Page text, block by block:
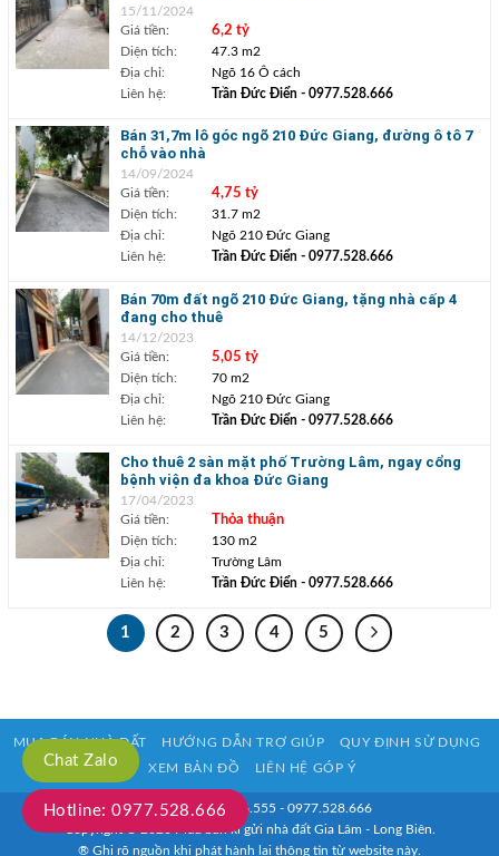
15/11/2024
Giá tiền:
6,2 tỷ
Diện tích:
47.3 m2
Địa chỉ:
Ngõ 16 Ô cách
Liên hệ:
Trần Đức Điển- 0977.528.666
Bán 31,7m lô góc ngõ 210 Đức Giang, đường ô tô 7
chỗ vào nhà
14/09/2024
Giá tiền:
4,75 tỷ
Diện tích:
31.7 m2
Địa chỉ:
Ngõ 210 Đức Giang
Liên hệ:
Trần Đức Điển- 0977.528.666
Bán 70m đất ngõ 210 Đức Giang, tặng nhà cấp 4
đang cho thuê
14/12/2023
Giá tiền:
5,05 tỷ
Diện tích:
70 m2
Địa chỉ:
Ngõ 210 Đức Giang
Liên hệ:
Trần Đức Điển- 0977.528.666
Cho thuê 2 sàn mặt phố Trường Lâm, ngay cổng
bệnh viện đa khoa Đức Giang
17/04/2023
Giá tiền:
Thỏa thuận
Diện tích:
130 m2
Địa chỉ:
Trường Lâm
Liên hệ:
Trần Đức Điển- 0977.528.666
1 2 3 4 5
MUA BÁN NHÀ ĐẤT HƯỚNG DẪN TRỢ GIÚP
QUY ĐỊNH SỬ DỤNG
XEM BẢN ĐỒ
LIÊN HỆ GÓP Ý
HOTLINE: 0933.916.555 - 0977.528.666
Copyright © 2020 Mua bán kí gửi nhà đất Gia Lâm - Long Biên.
® Ghi rõ nguồn khi phát hành lại thông tin từ website này.
Chat Zalo
Hotline: 0977.528.666